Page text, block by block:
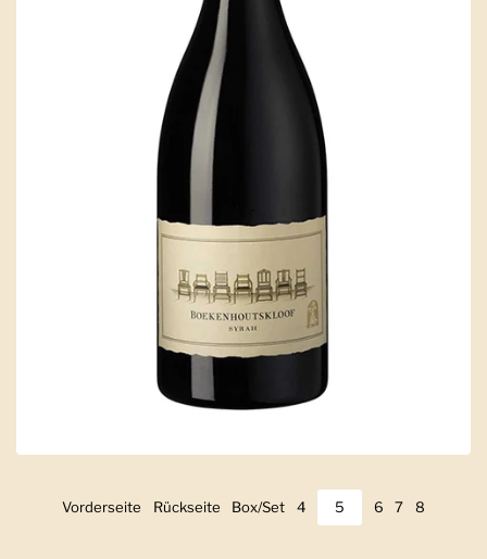
Zeige Folie 1
Vorderseite Zeige Folie 2
Rückseite Zeige Folie 3
Box/Set Zeige Folie 4
4 Zeige Folie 5
5 Zeige Folie 6
6 Zeige Folie 7
7 Zeige
8